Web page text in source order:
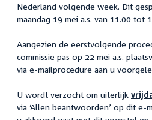
Nederland volgende week. Dit
maandag 19 mei a.s. van 11.00 tot
Aangezien de eerstvolgende
commissie pas op 22 mei a.s.
via e-mailprocedure aan u
U wordt verzocht om uiterlijk
via ‘Allen beantwoorden’ op dit e-